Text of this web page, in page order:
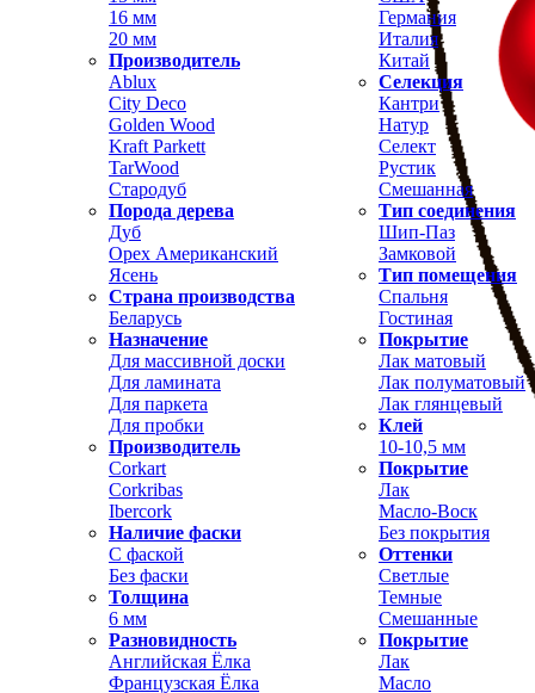
16 мм
20 мм
Производитель
Ablux
City Deco
Golden Wood
Kraft Parkett
TarWood
Стародуб
Порода дерева
Дуб
Орех Американский
Ясень
Страна производства
Беларусь
Германия
Италия
Китай
Селекция
Кантри
Натур
Селект
Рустик
Смешанная
Тип соединения
Шип-Паз
Замковой
Тип помещения
Спальня
Гостиная
Назначение
Для массивной доски
Для ламината
Для паркета
Для пробки
Покрытие
Лак матовый
Лак полуматовый
Лак глянцевый
Клей
Производитель
Corkart
Corkribas
Ibercork
Наличие фаски
С фаской
Без фаски
Толщина
6 мм
10-10,5 мм
Покрытие
Лак
Масло-Воск
Без покрытия
Оттенки
Светлые
Темные
Смешанные
Разновидность
Английская Ёлка
Французская Ёлка
Покрытие
Лак
Масло